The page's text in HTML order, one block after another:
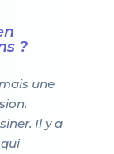
?
une
Il y a